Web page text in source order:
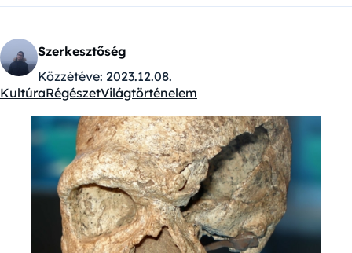
Szerkesztőség
Közzétéve: 2023.12.08.
Kategóriák:
KultúraRégészetVilágtörténelem